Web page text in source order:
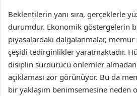
Beklentilerin yanı sıra, gerçeklerle
durumdur. Ekonomik göstergelerin
piyasalardaki dalgalanmalar, memur
çeşitli tedirginlikler yaratmaktadır.
disiplin sürdürücü önlemler
açıklaması zor görünüyor. Bu da
bir yaklaşım benimsemesine neden